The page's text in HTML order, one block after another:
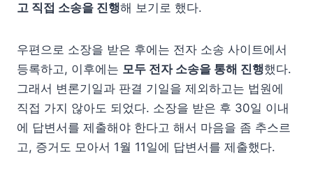
고 직접 소송을 진행해 보기로 했다.
우편으로 소장을 받은 후에는 전자 소송 사이트에서
등록하고, 이후에는 모두 전자 소송을 통해 진행했다.
그래서 변론기일과 판결 기일을 제외하고는 법원에
직접 가지 않아도 되었다. 소장을 받은 후 30일 이내
에 답변서를 제출해야 한다고 해서 마음을 좀 추스르
고, 증거도 모아서 1월 11일에 답변서를 제출했다.